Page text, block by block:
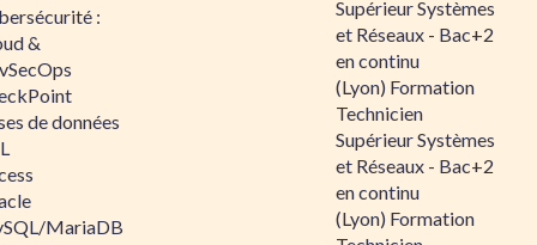
:
&
de données
MariaDB
Supérieur Systèmes
et Réseaux - Bac+2
en continu
(Lyon) Formation
Technicien
Supérieur Systèmes
et Réseaux - Bac+2
en continu
(Lyon) Formation